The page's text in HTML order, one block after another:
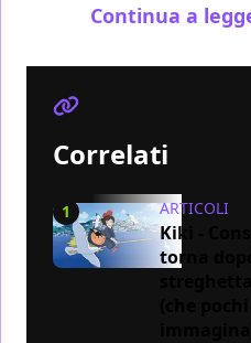
Continua a
Correlati
1 ARTICOLI
Kiki -
torna